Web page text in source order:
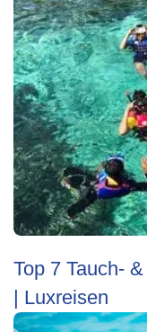
Top 7 Tauch-
| Luxreisen